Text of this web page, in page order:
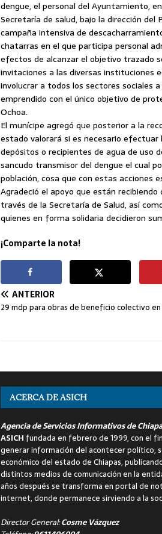
dengue, el personal del Ayuntamiento,
Secretaría de salud, bajo la dirección del
campaña intensiva de
chatarras en el que participa personal
efectos de alcanzar el objetivo trazado
invitaciones a las diversas instituciones
involucrar a todos los sectores sociales
emprendido con el único objetivo de
Ochoa.
El munícipe agregó que posterior a la
estado valorará si es necesario
depósitos o recipientes de agua de uso
sancudo transmisor del dengue el cual
población, cosa que con estas acciones
Agradeció el apoyo que están
través de la Secretaría de Salud, así
quienes en forma solidaria decidieron
¡Comparte la nota!
ANTERIOR
29 mdp para obras de beneficio colectivo
ACERCA DE ASICH
Agencia de Servicios Informativos de
ASICH fundada en febrero de 1999, con el
generar información del acontecer político,
económico del estado de Chiapas,
distintos medios de comunicación en la
años después se transforma en portal de
internet, donde permanece sirviendo a la
Director General:Cosme Vázquez